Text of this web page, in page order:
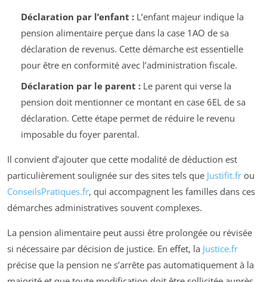
Déclaration par l’enfant :L’enfant majeur indique la
pension alimentaire perçue dans la case 1AO de sa
déclaration de revenus. Cette démarche est essentielle
pour être en conformité avec l’administration fiscale.
Déclaration par le parent :Le parent qui verse la
pension doit mentionner ce montant en case 6EL de sa
déclaration. Cette étape permet de réduire le revenu
imposable du foyer parental.
Il convient d’ajouter que cette modalité de déduction est
particulièrement soulignée sur des sites tels que Justifit.fr ou
ConseilsPratiques.fr, qui accompagnent les familles dans ces
démarches administratives souvent complexes.
La pension alimentaire peut aussi être prolongée ou révisée
si nécessaire par décision de justice. En effet, la Justice.fr
précise que la pension ne s’arrête pas automatiquement à la